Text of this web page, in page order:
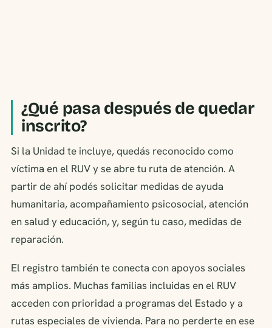
¿Qué pasa después de quedar
inscrito?
Si la Unidad te incluye, quedás reconocido como
víctima en el RUV y se abre tu ruta de atención. A
partir de ahí podés solicitar medidas de ayuda
humanitaria, acompañamiento psicosocial, atención
en salud y educación, y, según tu caso, medidas de
reparación.
El registro también te conecta con apoyos sociales
más amplios. Muchas familias incluidas en el RUV
acceden con prioridad a programas del Estado y a
rutas especiales de vivienda. Para no perderte en ese